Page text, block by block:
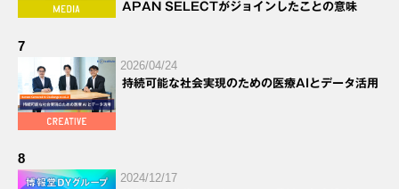
APAN SELECTがジョインしたことの意味
7
2026/04/24
持続可能な社会実現のための医療AIとデータ活用
8
2024/12/17